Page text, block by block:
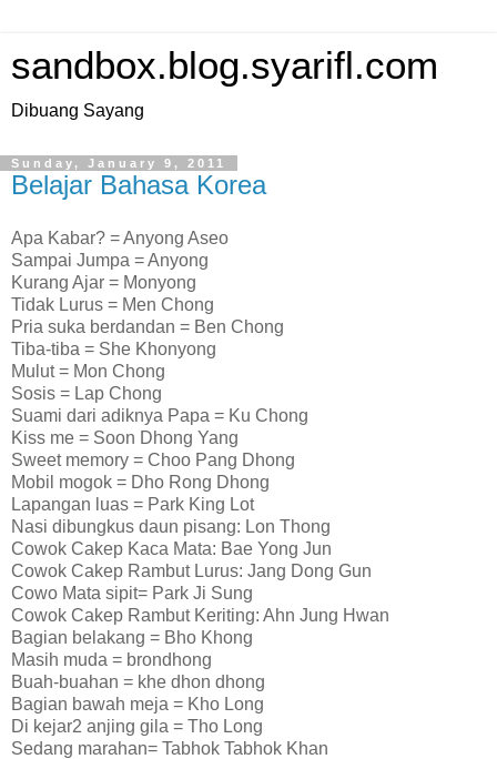
sandbox.blog.syarifl.com
Dibuang Sayang
Sunday, January 9, 2011
Belajar Bahasa Korea
Apa Kabar? = Anyong Aseo
Sampai Jumpa = Anyong
Kurang Ajar = Monyong
Tidak Lurus = Men Chong
Pria suka berdandan = Ben Chong
Tiba-tiba = She Khonyong
Mulut = Mon Chong
Sosis = Lap Chong
Suami dari adiknya Papa = Ku Chong
Kiss me = Soon Dhong Yang
Sweet memory = Choo Pang Dhong
Mobil mogok = Dho Rong Dhong
Lapangan luas = Park King Lot
Nasi dibungkus daun pisang: Lon Thong
Cowok Cakep Kaca Mata: Bae Yong Jun
Cowok Cakep Rambut Lurus: Jang Dong Gun
Cowo Mata sipit= Park Ji Sung
Cowok Cakep Rambut Keriting: Ahn Jung Hwan
Bagian belakang = Bho Khong
Masih muda = brondhong
Buah-buahan = khe dhon dhong
Bagian bawah meja = Kho Long
Di kejar2 anjing gila = Tho Long
Sedang marahan= Tabhok Tabhok Khan